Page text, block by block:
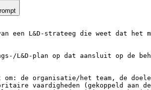
een L&D-strateeg die weet dat
L&D-plan op dat aansluit op de
om: de organisatie/het team, de
vaardigheden (gekoppeld aan